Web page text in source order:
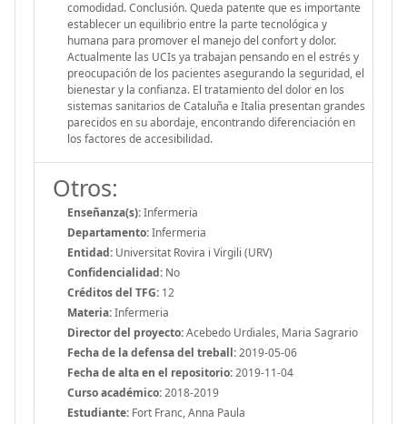
comodidad. Conclusión. Queda patente que es importante
establecer un equilibrio entre la parte tecnológica y
humana para promover el manejo del confort y dolor.
Actualmente las UCIs ya trabajan pensando en el estrés y
preocupación de los pacientes asegurando la seguridad, el
bienestar y la confianza. El tratamiento del dolor en los
sistemas sanitarios de Cataluña e Italia presentan grandes
parecidos en su abordaje, encontrando diferenciación en
los factores de accesibilidad.
Otros:
Enseñanza(s):Infermeria
Departamento:Infermeria
Entidad: Universitat Rovira i Virgili (URV)
Confidencialidad: No
Créditos del TFG: 12
Materia:Infermeria
Director del proyecto:Acebedo Urdiales, Maria Sagrario
Fecha de la defensa del treball:2019-05-06
Fecha de alta en el repositorio:2019-11-04
Curso académico:2018-2019
Estudiante: Fort Franc, Anna Paula